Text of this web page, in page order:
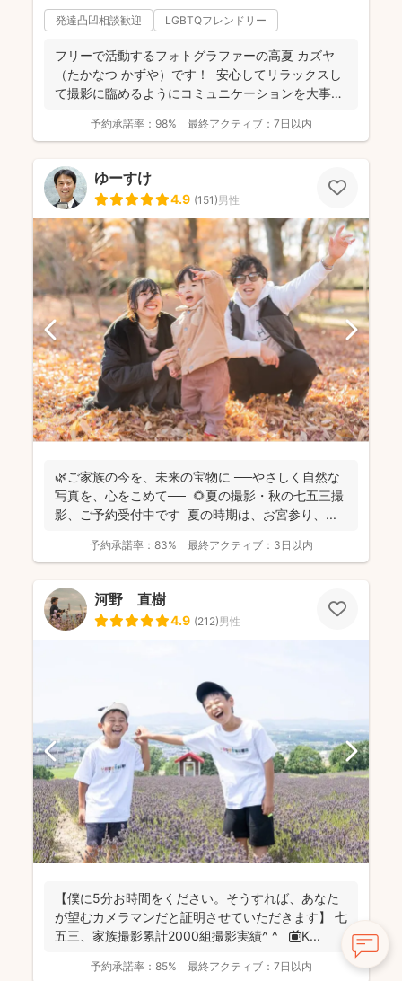
発達凸凹相談歓迎 LGBTQフレンドリー
フリーで活動するフォトグラファーの高夏 カズヤ
（たかなつ かずや）です！ 安心してリラックスし
て撮影に臨めるようにコミュニケーションを大事に
予約承諾率： 98% 最終アクティブ： 7日以内
ゆーすけ
4.9 (151)男性
🌿ご家族の今を、未来の宝物に ──やさしく自然な
写真を、心をこめて── 🌻夏の撮影・秋の七五三撮
影、ご予約受付中です 夏の時期は、お宮参り、...
予約承諾率： 83% 最終アクティブ： 3日以内
河野 直樹
4.9 (212)男性
【僕に5分お時間をください。そうすれば、あなた
が望むカメラマンだと証明させていただきます】 七
五三、家族撮影累計2000組撮影実績^ ^ 📺K...
予約承諾率： 85% 最終アクティブ： 7日以内